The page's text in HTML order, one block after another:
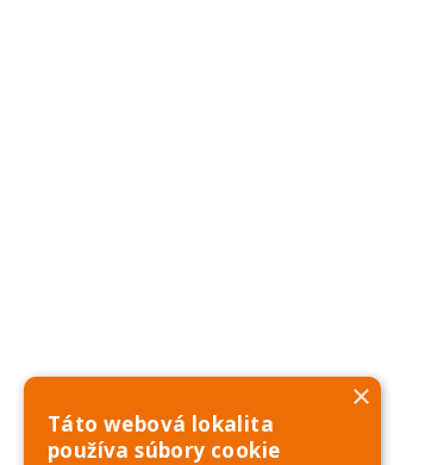
×
Táto webová lokalita
používa súbory cookie